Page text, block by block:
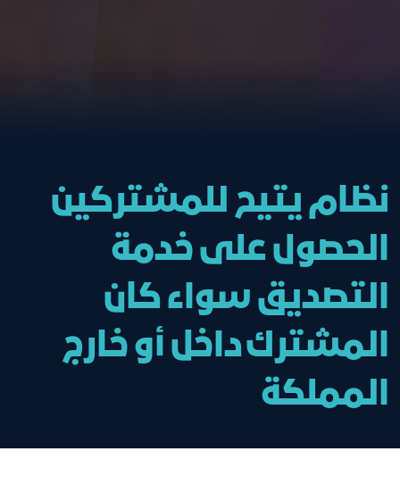
نظام يتيح للمشتركين
الحصول على خدمة
التصديق سواء كان
المشترك داخل أو خارج
المملكة